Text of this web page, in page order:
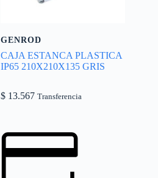
GENROD
CAJA ESTANCA PLASTICA
IP65 210X210X135 GRIS
$ 13.567 Transferencia